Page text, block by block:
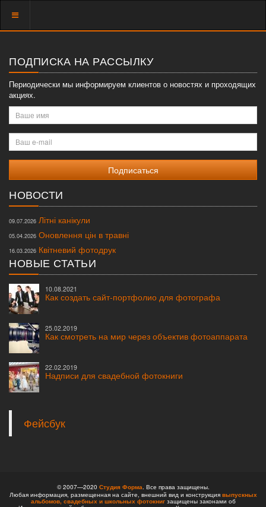
Показать
ПОДПИСКА НА РАССЫЛКУ
Периодически мы информируем клиентов о новостях и проходящих
акциях.
Ваше
имя
Ваш
e-
mail
НОВОСТИ
09.07.2026 Літні канікули
05.04.2026 Оновлення цін в травні
16.03.2026 Квітневий фотодрук
НОВЫЕ СТАТЬИ
10.08.2021
Как создать сайт-портфолио для фотографа
25.02.2019
Как смотреть на мир через объектив фотоаппарата
22.02.2019
Надписи для свадебной фотокниги
Фейсбук
© 2007—2020 Студия Форма. Все права защищены.
Любая информация, размещенная на сайте, внешний вид и конструкция выпускных
альбомов, свадебных и школьных фотокнигзащищены законами об